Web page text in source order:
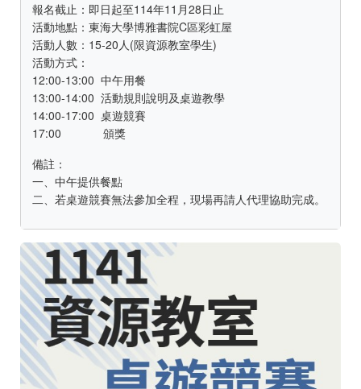
報名截止：即日起至114年11月28日止
活動地點：東海大學博雅書院C區彩虹屋
活動人數：15-20人(限資源教室學生)
活動方式：
12:00-13:00 中午用餐
13:00-14:00 活動規則說明及桌遊教學
14:00-17:00 桌遊競賽
17:00 頒獎
備註：
一、中午提供餐點
二、若桌遊競賽無法參加全程，現場再請人代理協助完成。